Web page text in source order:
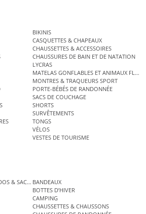
BIKINIS
CASQUETTES & CHAPEAUX
CHAUSSETTES & ACCESSOIRES
CHAUSSURES DE BAIN ET DE NATATION
LYCRAS
MATELAS GONFLABLES ET ANIMAUX
MONTRES & TRAQUEURS SPORT
PORTE-BÉBÉS DE RANDONNÉE
SACS DE COUCHAGE
SHORTS
SURVÊTEMENTS
TONGS
VÉLOS
VESTES DE TOURISME
& SACS ÉTANCHES
BANDEAUX
BOTTES D’HIVER
CAMPING
CHAUSSETTES & CHAUSSONS